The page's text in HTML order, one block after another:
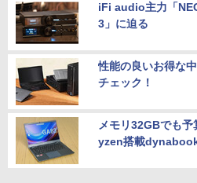
iFi audio主力「
3」に迫る
性能の良いお得な
チェック！
メモリ32GBでも
yzen搭載